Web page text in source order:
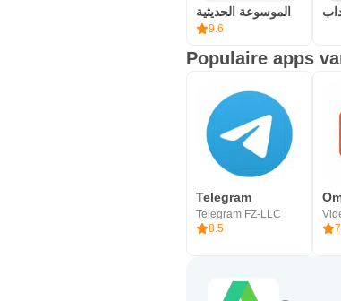
الموسوعة الحديثية
9.6
Populaire apps
Telegram
Telegram FZ-LLC
8.5